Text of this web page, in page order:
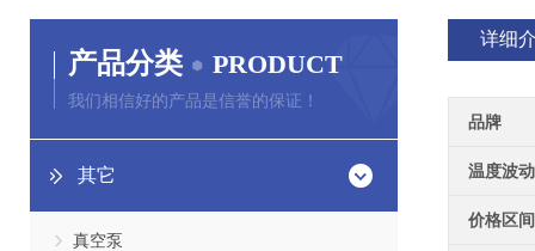
产品分类 PRODUCT
我们相信好的产品是信誉的保证！
其它
真空泵
详细
品牌
温度波动
价格区间